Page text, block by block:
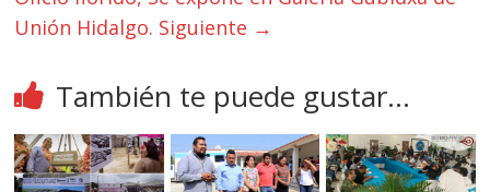
Unión Hidalgo. Siguiente →
También te puede gustar...